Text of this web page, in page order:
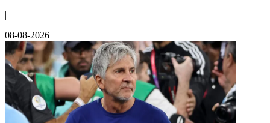
|
08-08-2026